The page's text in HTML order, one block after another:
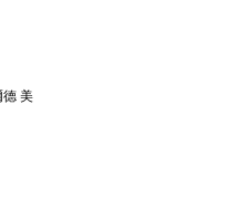
德 美